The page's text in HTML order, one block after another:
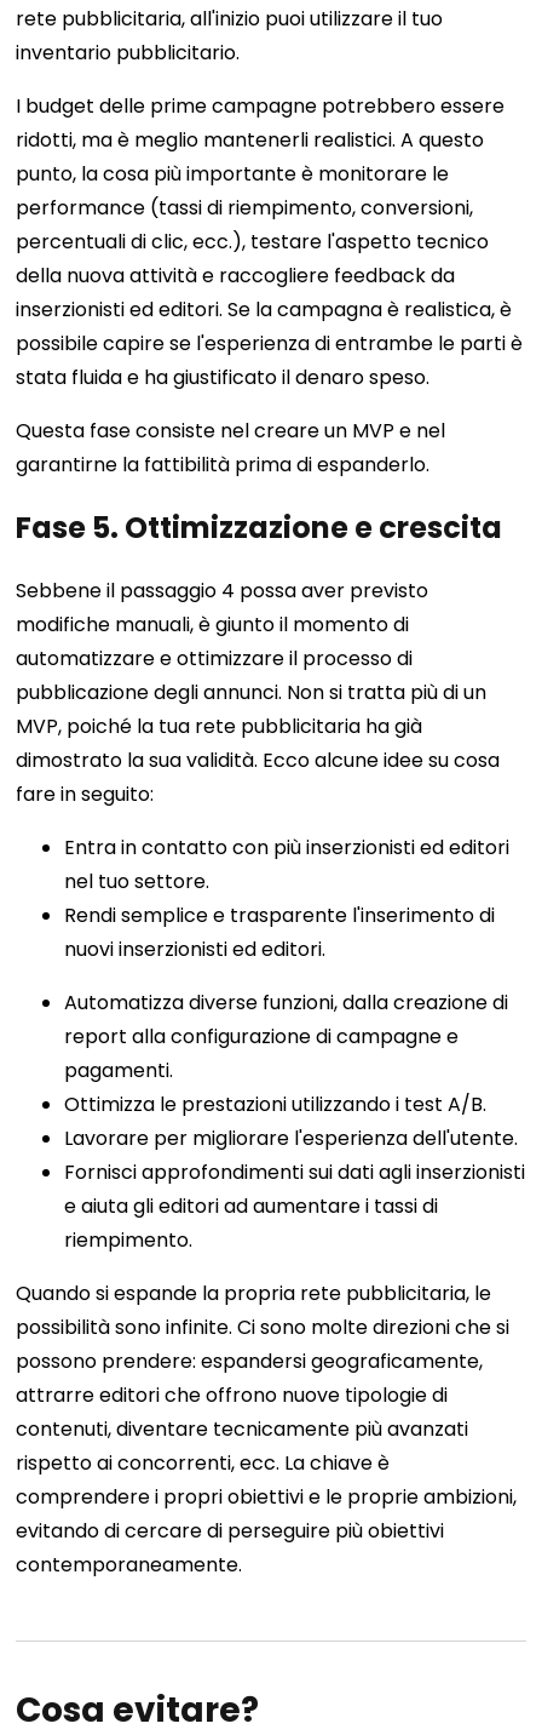
rete pubblicitaria, all'inizio puoi utilizzare il tuo
inventario pubblicitario.
I budget delle prime campagne potrebbero essere
ridotti, ma è meglio mantenerli realistici. A questo
punto, la cosa più importante è monitorare le
performance (tassi di riempimento, conversioni,
percentuali di clic, ecc.), testare l'aspetto tecnico
della nuova attività e raccogliere feedback da
inserzionisti ed editori. Se la campagna è realistica, è
possibile capire se l'esperienza di entrambe le parti è
stata fluida e ha giustificato il denaro speso.
Questa fase consiste nel creare un MVP e nel
garantirne la fattibilità prima di espanderlo.
Fase 5. Ottimizzazione e crescita
Sebbene il passaggio 4 possa aver previsto
modifiche manuali, è giunto il momento di
automatizzare e ottimizzare il processo di
pubblicazione degli annunci. Non si tratta più di un
MVP, poiché la tua rete pubblicitaria ha già
dimostrato la sua validità. Ecco alcune idee su cosa
fare in seguito:
Entra in contatto con più inserzionisti ed editori
nel tuo settore.
Rendi semplice e trasparente l'inserimento di
nuovi inserzionisti ed editori.
Automatizza diverse funzioni, dalla creazione di
report alla configurazione di campagne e
pagamenti.
Ottimizza le prestazioni utilizzando i test A/B.
Lavorare per migliorare l'esperienza dell'utente.
Fornisci approfondimenti sui dati agli inserzionisti
e aiuta gli editori ad aumentare i tassi di
riempimento.
Quando si espande la propria rete pubblicitaria, le
possibilità sono infinite. Ci sono molte direzioni che si
possono prendere: espandersi geograficamente,
attrarre editori che offrono nuove tipologie di
contenuti, diventare tecnicamente più avanzati
rispetto ai concorrenti, ecc. La chiave è
comprendere i propri obiettivi e le proprie ambizioni,
evitando di cercare di perseguire più obiettivi
contemporaneamente.
Cosa evitare?